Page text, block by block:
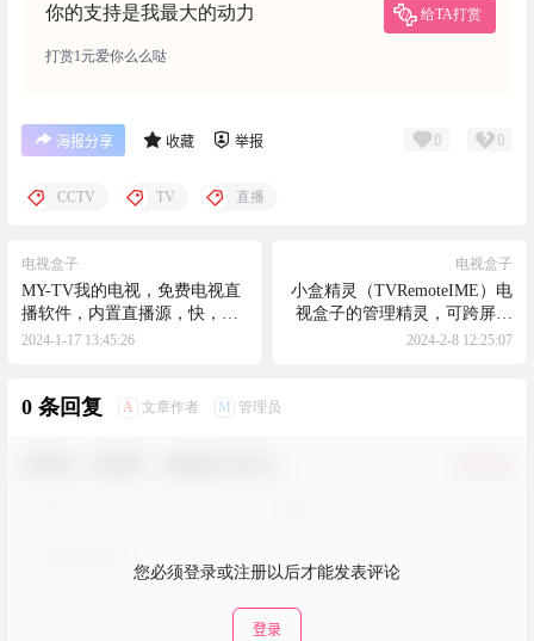
你的支持是我最大的动力 给TA打赏
打赏1元爱你么么哒
海报分享 收藏 举报 0 0
CCTV TV 直播
电视盒子
MY-TV我的电视，免费电视直
播软件，内置直播源，快，超
级快！mytv
2024-1-17 13:45:26
电视盒子
小盒精灵（TVRemoteIME）电
视盒子的管理精灵，可跨屏远
程输入、跨屏远程控制盒子、
2024-2-8 12:25:07
0 条回复 A 文章作者 M 管理员
您必须登录或注册以后才能发表评论
登录